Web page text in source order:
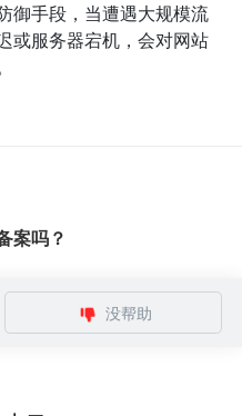
御手段，当遭遇大规模流
或服务器宕机，会对网站
案吗？
没帮助